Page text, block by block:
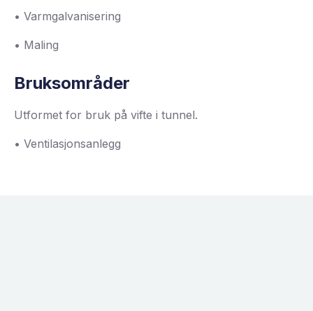
• Varmgalvanisering
• Maling
Bruksområder
Utformet for bruk på vifte i tunnel.
• Ventilasjonsanlegg